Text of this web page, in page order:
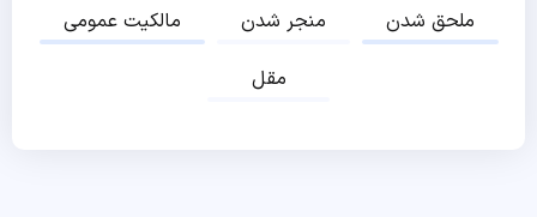
مالکیت عمومی
منجر شدن
ملحق شدن
مقل